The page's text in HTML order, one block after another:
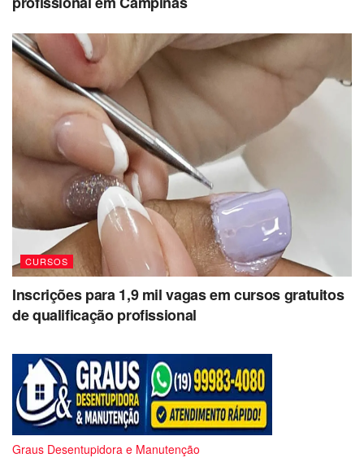
CURSOS
Inscrições para 1,9 mil vagas em cursos gratuitos
de qualificação profissional
Graus Desentupidora e Manutenção